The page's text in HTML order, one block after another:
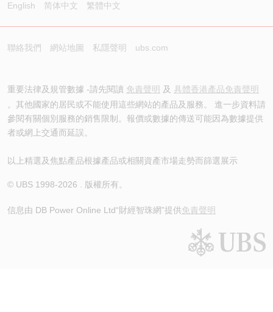
English 简体中文 繁體中文
聯絡我們 網站地圖 私隱聲明 ubs.com
重要法律及規管數據 -請先閱讀 免責聲明 及 具體香港產品免責聲明
。其他國家的居民或不能使用這些網站的產品及服務。 進一步資料請
參閱有關個別服務的銷售限制。報價或數據的傳送可能因為數據提供
者或網上交通而延誤。
以上精選及焦點產品根據產品或相關資產市場走勢而篩選展示
© UBS 1998-2026 . 版權所有。
信息由 DB Power Online Ltd“財經智珠網”提供免責聲明